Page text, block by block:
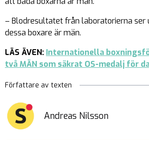
– Blodresultatet från laboratorierna ser
dessa boxare är män.
LÄS ÄVEN: Internationella
två MÄN som säkrat OS-medalj för
Författare av texten
Andreas Nilsson